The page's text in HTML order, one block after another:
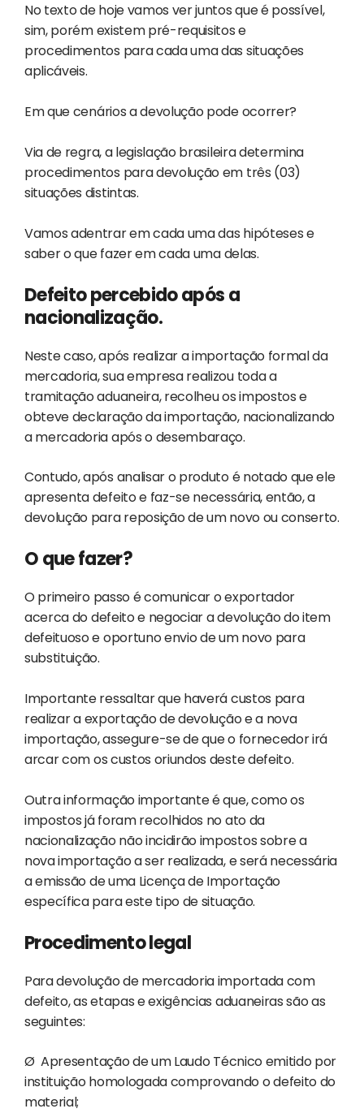
No texto de hoje vamos ver juntos que é possível,
sim, porém existem pré-requisitos e
procedimentos para cada uma das situações
aplicáveis.
Em que cenários a devolução pode ocorrer?
Via de regra, a legislação brasileira determina
procedimentos para devolução em três (03)
situações distintas.
Vamos adentrar em cada uma das hipóteses e
saber o que fazer em cada uma delas.
Defeito percebido após a
nacionalização.
Neste caso, após realizar a importação formal da
mercadoria, sua empresa realizou toda a
tramitação aduaneira, recolheu os impostos e
obteve declaração da importação, nacionalizando
a mercadoria após o desembaraço.
Contudo, após analisar o produto é notado que ele
apresenta defeito e faz-se necessária, então, a
devolução para reposição de um novo ou conserto.
O que fazer?
O primeiro passo é comunicar o exportador
acerca do defeito e negociar a devolução do item
defeituoso e oportuno envio de um novo para
substituição.
Importante ressaltar que haverá custos para
realizar a exportação de devolução e a nova
importação, assegure-se de que o fornecedor irá
arcar com os custos oriundos deste defeito.
Outra informação importante é que, como os
impostos já foram recolhidos no ato da
nacionalização não incidirão impostos sobre a
nova importação a ser realizada, e será necessária
a emissão de uma Licença de Importação
específica para este tipo de situação.
Procedimento legal
Para devolução de mercadoria importada com
defeito, as etapas e exigências aduaneiras são as
seguintes:
Ø Apresentação de um Laudo Técnico emitido por
instituição homologada comprovando o defeito do
material;